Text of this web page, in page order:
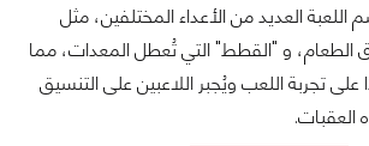
اللعبة العديد من الأعداء المختلفين، مثل
الطعام، و "القطط" التي تُعطل المعدات، مما
تجربة اللعب ويُجبر اللاعبين على التنسيق
العقبات.